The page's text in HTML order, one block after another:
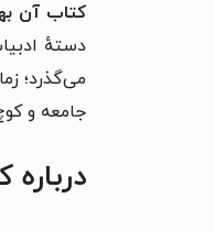
کتاب آن
می‌گذرد؛
جامعه و